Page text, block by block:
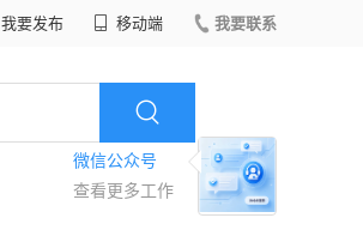
我要发布 移动端 我要联系
微信公众号
查看更多工作